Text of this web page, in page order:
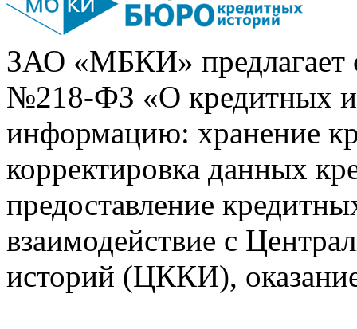
ЗАО «МБКИ» предлагает
№218-ФЗ «О кредитных
информацию: хранение
корректировка данных
предоставление
взаимодействие с
историй (ЦККИ),